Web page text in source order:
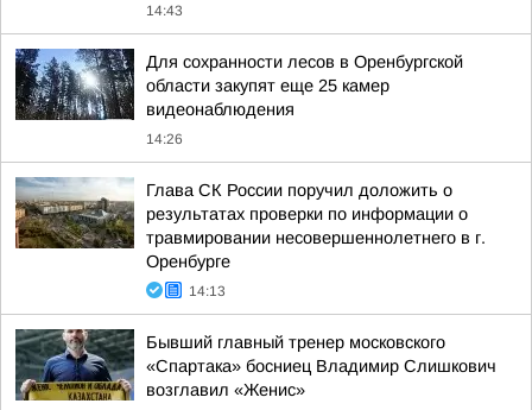
14:43
Для сохранности лесов в Оренбургской
области закупят еще 25 камер
видеонаблюдения
14:26
Глава СК России поручил доложить о
результатах проверки по информации о
травмировании несовершеннолетнего в г.
Оренбурге
14:13
Бывший главный тренер московского
«Спартака» босниец Владимир Слишкович
возглавил «Женис»